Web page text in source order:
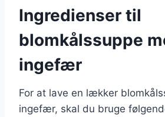
Ingredienser til
blomkålssuppe
ingefær
For at lave en lækker
ingefær, skal du bruge